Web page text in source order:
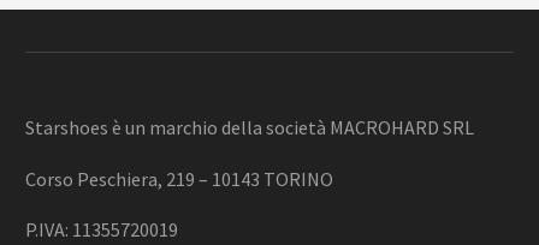
Starshoes è un marchio della società MACROHARD SRL
Corso Peschiera, 219 – 10143 TORINO
P.IVA: 11355720019